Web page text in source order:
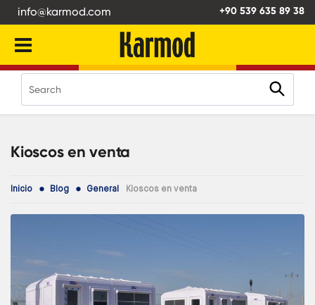
info@karmod.com +90 539 635 89 38
Kioscos en venta
Inicio Blog General Kioscos en venta